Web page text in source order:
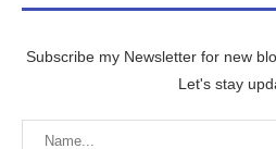
Subscribe my Newsletter for new
Let's stay